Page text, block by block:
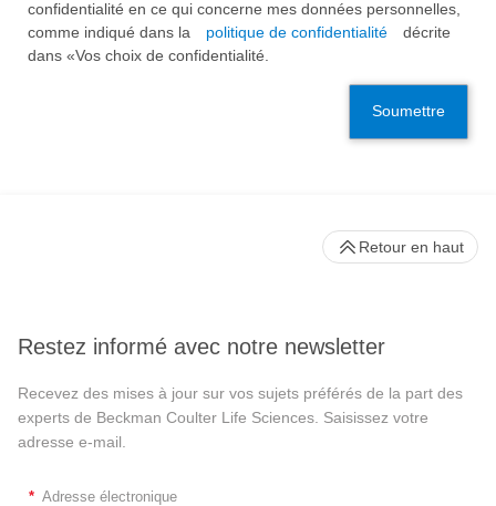
confidentialité en ce qui concerne mes données personnelles,
comme indiqué dans la
politique de confidentialité
décrite
dans «Vos choix de confidentialité.
Soumettre
Restez informé avec notre newsletter
Recevez des mises à jour sur vos sujets préférés de la part des
experts de Beckman Coulter Life Sciences. Saisissez votre
adresse e-mail.
* Adresse électronique
Retour en haut